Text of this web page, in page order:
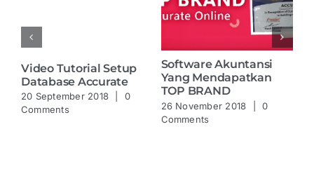
Video Tutorial Setup
Database Accurate
20 September 2018
0
Comments
Software Akuntansi
Yang Mendapatkan
TOP BRAND
26 November 2018
0
Comments